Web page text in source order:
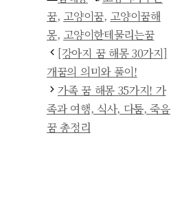
테
고
리
그
꿈, 고양이꿈, 고양이꿈해
몽, 고양이한테물리는꿈
[강아지 꿈 해몽 30가지]
개꿈의 의미와 풀이!
가족 꿈 해몽 35가지! 가
족과 여행, 식사, 다툼, 죽음
꿈 총정리